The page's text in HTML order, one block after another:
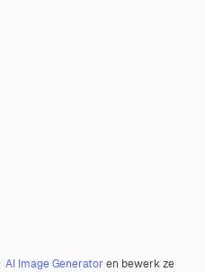
AI Image Generator en bewerk ze